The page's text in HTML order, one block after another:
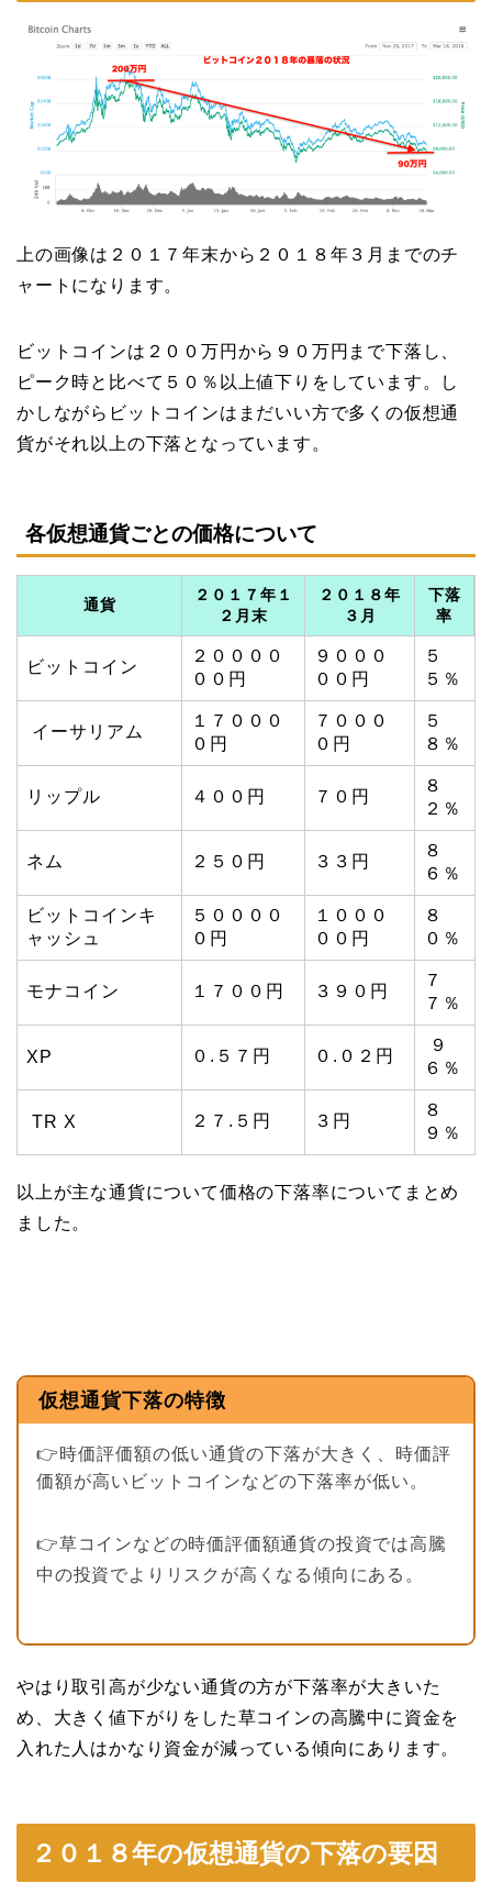
上の画像は２０１７年末から２０１８年３月までのチ
ャートになります。
ビットコインは２００万円から９０万円まで下落し、
ピーク時と比べて５０％以上値下りをしています。し
かしながらビットコインはまだいい方で多くの仮想通
貨がそれ以上の下落となっています。
各仮想通貨ごとの価格について
通貨
２０１７年１
２月末
２０１８年
３月
下落
率
ビットコイン
２００００
００円
９０００
００円
５
５％
イーサリアム
１７０００
０円
７０００
０円
５
８％
リップル ４００円 ７０円
８
２％
ネム ２５０円 ３３円
８
６％
ビットコインキ
ャッシュ
５００００
０円
１０００
００円
８
０％
モナコイン １７００円 ３９０円
７
７％
XP ０.５７円 ０.０２円
９
６％
TR X ２７.５円 ３円
８
９％
以上が主な通貨について価格の下落率についてまとめ
ました。
仮想通貨下落の特徴
👉時価評価額の低い通貨の下落が大きく、時価評
価額が高いビットコインなどの下落率が低い。
👉草コインなどの時価評価額通貨の投資では高騰
中の投資でよりリスクが高くなる傾向にある。
やはり取引高が少ない通貨の方が下落率が大きいた
め、大きく値下がりをした草コインの高騰中に資金を
入れた人はかなり資金が減っている傾向にあります。
２０１８年の仮想通貨の下落の要因